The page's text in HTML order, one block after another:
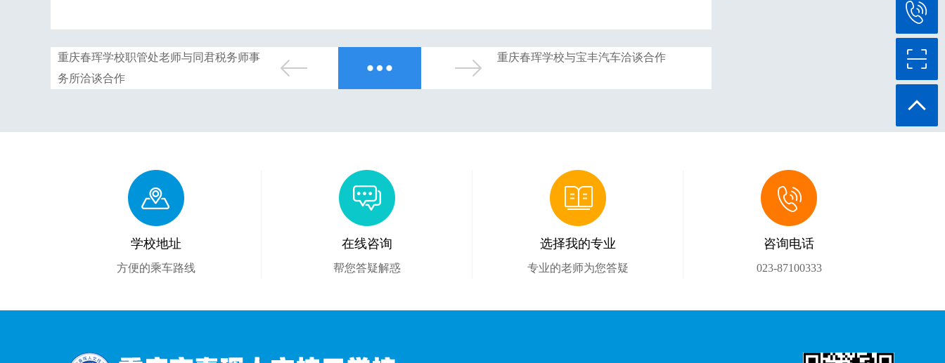
重庆春珲学校职管处老师与同君税务师事
务所洽谈合作
重庆春珲学校与宝丰汽车洽谈合作
学校地址
方便的乘车路线
在线咨询
帮您答疑解惑
选择我的专业
专业的老师为您答疑
咨询电话
023-87100333